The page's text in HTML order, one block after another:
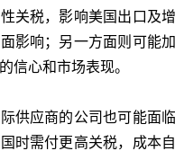
关税，影响美国出口及
影响；另一方面则可能
信心和市场表现。
供应商的公司也可能面
时需付更高关税，成本